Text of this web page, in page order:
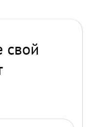
свой